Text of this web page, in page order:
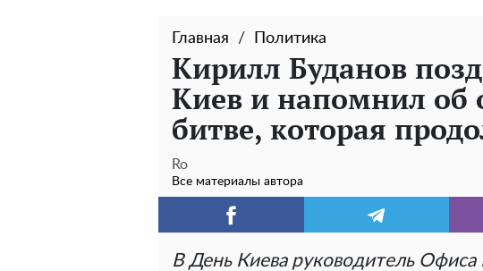
Главная Политика
Кирилл Буданов
Киев и напомнил об
битве, которая
Ro
Все материалы автора
В День Киева руководитель